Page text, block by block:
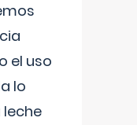
el uso
lo
leche